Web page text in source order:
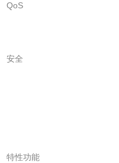
QoS
安全
特性功能